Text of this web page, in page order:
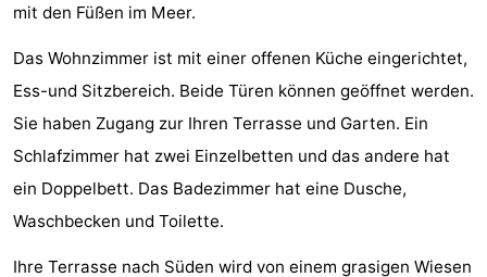
&
tun
-
Museen
-
Galerien
-
Denkmäler
-
mit den Füßen im Meer.
Das Wohnzimmer ist mit einer offenen Küche eingerichtet,
Ess-und Sitzbereich. Beide Türen können geöffnet werden.
Sie haben Zugang zur Ihren Terrasse und Garten. Ein
Schlafzimmer hat zwei Einzelbetten und das andere hat
ein Doppelbett. Das Badezimmer hat eine Dusche,
Waschbecken und Toilette.
Ihre Terrasse nach Süden wird von einem grasigen Wiesen